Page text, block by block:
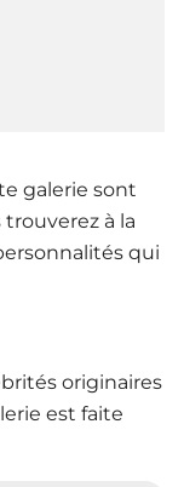
galerie sont
trouverez à la
qui
originaires
est faite